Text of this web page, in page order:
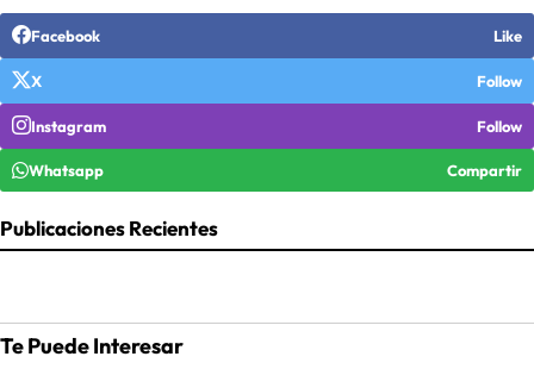
Facebook Like
X Follow
Instagram Follow
Whatsapp Compartir
Publicaciones Recientes
Te Puede Interesar